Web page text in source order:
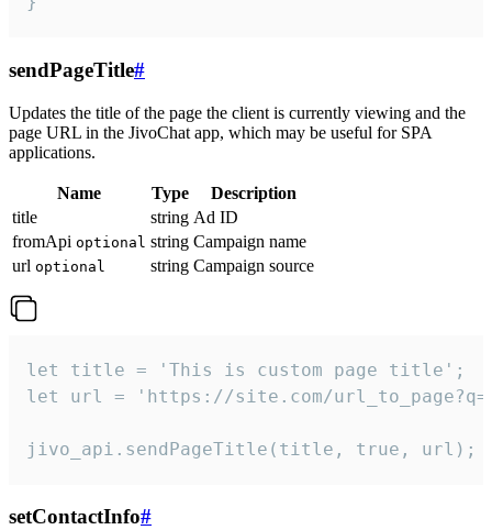
sendPageTitle#
Updates the title of the page the client is currently viewing and the
page URL in the JivoChat app, which may be useful for SPA
applications.
Name Type
Description
title
string Ad ID
fromApi optional string Campaign name
url optional string Campaign source
let title = 'This is custom page title';
let url = 'https://site.com/
jivo_api.sendPageTitle(title, true, url);
setContactInfo#